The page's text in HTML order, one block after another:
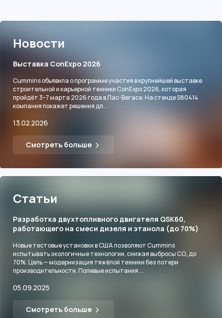
Новости
Выставка ConExpo 2026
Cummins объявила о программе участия в крупнейшей выставке
строительной и карьерной техники ConExpo 2026, которая
пройдёт 3–7 марта 2026 года в Лас-Вегасе. На стенде S80414
компания покажет решения дл...
13.02.2026
Смотреть больше
Статьи
Разработка двухтопливного двигателя QSK60,
работающего на смеси дизеля и этанола (до 70%)
Новые тестовые установки в США позволяют Cummins
испытывать экологичные технологии, снижая выбросы CO₂ до
70%. Цель — модернизация тяжёлой техники без потери
производительности. Полевые испытания ...
05.09.2025
Смотреть больше